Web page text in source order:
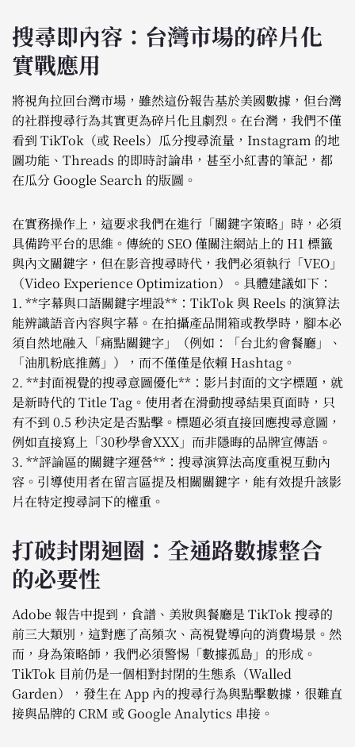
搜尋即內容：台灣市場的碎片化
實戰應用
將視角拉回台灣市場，雖然這份報告基於美國數據，但台灣
的社群搜尋行為其實更為碎片化且劇烈。在台灣，我們不僅
看到 TikTok（或 Reels）瓜分搜尋流量，Instagram 的地
圖功能、Threads 的即時討論串，甚至小紅書的筆記，都
在瓜分 Google Search 的版圖。
在實務操作上，這要求我們在進行「關鍵字策略」時，必須
具備跨平台的思維。傳統的 SEO 僅關注網站上的 H1 標籤
與內文關鍵字，但在影音搜尋時代，我們必須執行「VEO」
（Video Experience Optimization）。具體建議如下：
1. **字幕與口語關鍵字埋設**：TikTok 與 Reels 的演算法
能辨識語音內容與字幕。在拍攝產品開箱或教學時，腳本必
須自然地融入「痛點關鍵字」（例如：「台北約會餐廳」、
「油肌粉底推薦」），而不僅僅是依賴 Hashtag。
2. **封面視覺的搜尋意圖優化**：影片封面的文字標題，就
是新時代的 Title Tag。使用者在滑動搜尋結果頁面時，只
有不到 0.5 秒決定是否點擊。標題必須直接回應搜尋意圖，
例如直接寫上「30秒學會XXX」而非隱晦的品牌宣傳語。
3. **評論區的關鍵字運營**：搜尋演算法高度重視互動內
容。引導使用者在留言區提及相關關鍵字，能有效提升該影
片在特定搜尋詞下的權重。
打破封閉迴圈：全通路數據整合
的必要性
Adobe 報告中提到，食譜、美妝與餐廳是 TikTok 搜尋的
前三大類別，這對應了高頻次、高視覺導向的消費場景。然
而，身為策略師，我們必須警惕「數據孤島」的形成。
TikTok 目前仍是一個相對封閉的生態系（Walled
Garden），發生在 App 內的搜尋行為與點擊數據，很難直
接與品牌的 CRM 或 Google Analytics 串接。